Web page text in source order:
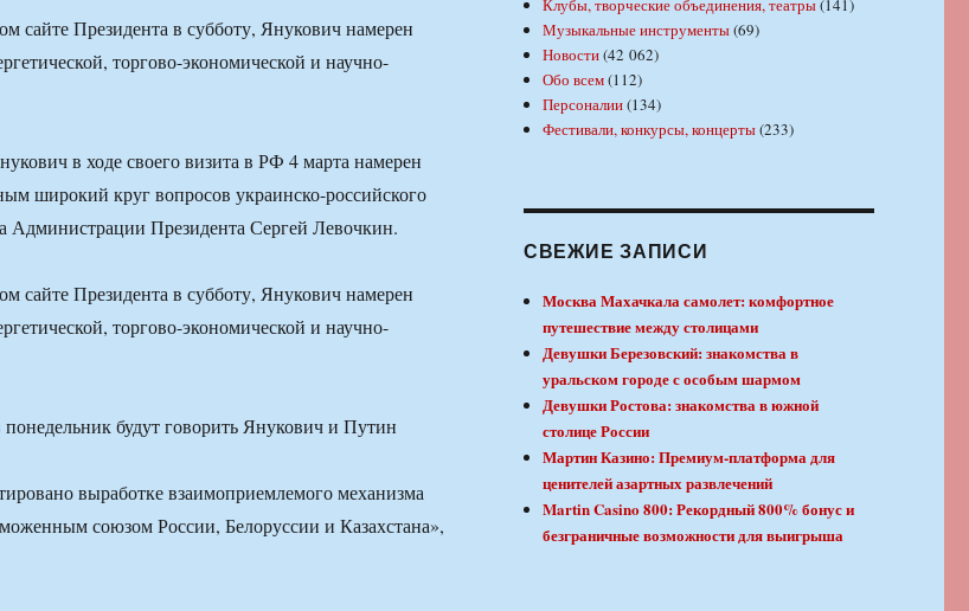
сайте Президента в субботу, Янукович намерен
торгово-экономической и научно-
в ходе своего визита в РФ 4 марта намерен
широкий круг вопросов украинско-российского
Администрации Президента Сергей Левочкин.
сайте Президента в субботу, Янукович намерен
торгово-экономической и научно-
выработке взаимоприемлемого механизма
союзом России, Белоруссии и Казахстана»,
Клубы, творческие объединения, театры(141)
Музыкальные инструменты(69)
Новости(42 062)
Обо всем(112)
Персоналии(134)
Фестивали, конкурсы, концерты(233)
СВЕЖИЕ ЗАПИСИ
Москва Махачкала самолет: комфортное
путешествие между столицами
Девушки Березовский: знакомства в
уральском городе с особым шармом
Девушки Ростова: знакомства в южной
столице России
Мартин Казино: Премиум-платформа для
ценителей азартных развлечений
Martin Casino 800: Рекордный 800% бонус и
безграничные возможности для выигрыша